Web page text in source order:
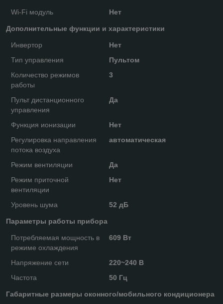
Wi-Fi модуль
Нет
Дополнительные функции и характеристики
Инвертор
Нет
Тип управления
Пультом
Количество режимов
работы
3
Пульт дистанционного
управления
Да
Функция ионизации
Нет
Регулировка направления
потока воздуха
автоматическая
Режим вентиляции
Да
Режим приточной
вентиляции
Нет
Уровень шума 52 дБ
Параметры работы прибора
Потребляемая мощность в
режиме охлаждения
609 Вт
Напряжение сети
220~240 В
Частота
50 Гц
Габаритные размеры оконного/мобильного кондиционера